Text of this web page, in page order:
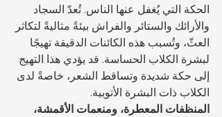
الحكة التي يُغفل عنها الناس. تُعدّ السجاد
والأرائك والستائر والفراش بيئةً مثاليةً لتكاثر
العثّ، وتُسبب هذه الكائنات الدقيقة تهيجًا
لبشرة الكلاب الحساسة. قد يؤدي هذا التهيج
إلى حكة شديدة وتساقط الشعر، خاصةً لدى
الكلاب ذات البشرة الأتوبية.
المنظفات المعطرة، ومنعمات الأقمشة،